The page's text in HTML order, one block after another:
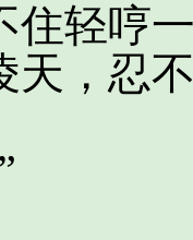
轻哼一
天，忍